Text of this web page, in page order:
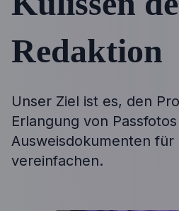
Redaktion
Unser Ziel ist es, den
Erlangung von
Ausweisdokumenten für
vereinfachen.